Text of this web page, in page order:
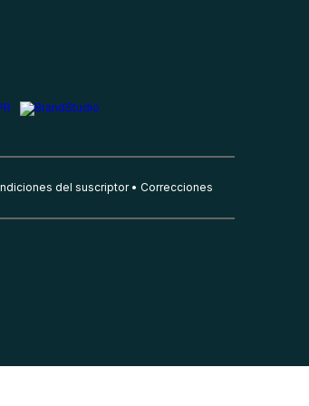
del suscriptor Correcciones